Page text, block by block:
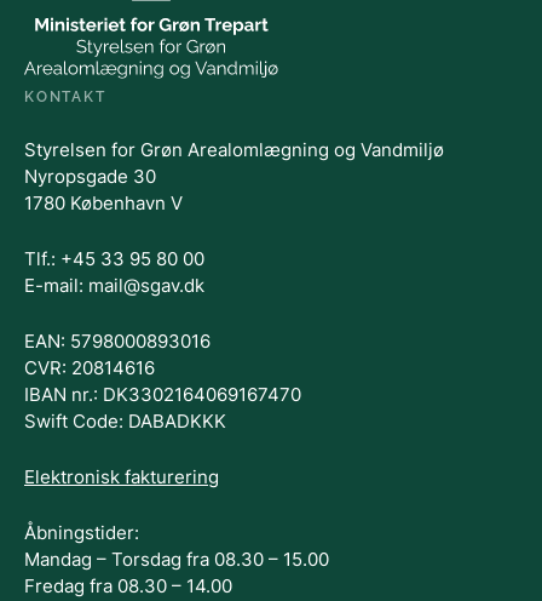
KONTAKT
Styrelsen for Grøn Arealomlægning og Vandmiljø
Nyropsgade 30
1780 København V
Tlf.: +45 33 95 80 00
E-mail: mail@sgav.dk
EAN: 5798000893016
CVR: 20814616
IBAN nr.: DK3302164069167470
Swift Code: DABADKKK
Elektronisk fakturering
Åbningstider:
Mandag – Torsdag fra 08.30 – 15.00
Fredag fra 08.30 – 14.00